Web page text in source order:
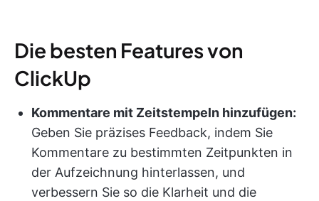
Die besten Features von
ClickUp
Kommentare mit Zeitstempeln hinzufügen:
Geben Sie präzises Feedback, indem Sie
Kommentare zu bestimmten Zeitpunkten in
der Aufzeichnung hinterlassen, und
verbessern Sie so die Klarheit und die